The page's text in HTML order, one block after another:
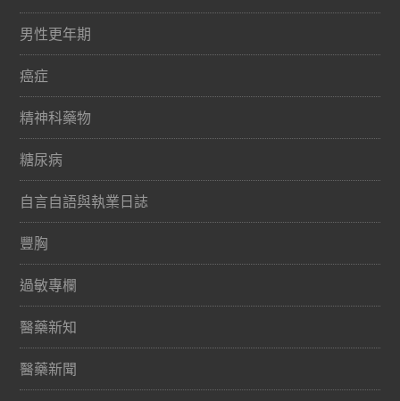
男性更年期
癌症
精神科藥物
糖尿病
自言自語與執業日誌
豐胸
過敏專欄
醫藥新知
醫藥新聞